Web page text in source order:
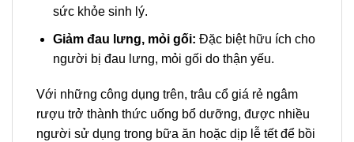
sức khỏe sinh lý.
Giảm đau lưng, mỏi gối: Đặc biệt hữu ích cho
người bị đau lưng, mỏi gối do thận yếu.
Với những công dụng trên, trâu cổ giá rẻ ngâm
rượu trở thành thức uống bổ dưỡng, được nhiều
người sử dụng trong bữa ăn hoặc dịp lễ tết để bồi